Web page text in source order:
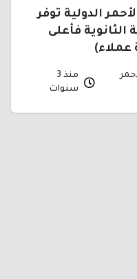
الدولية توفر
فأعلى
عملاء)
منذ 3
سنوات